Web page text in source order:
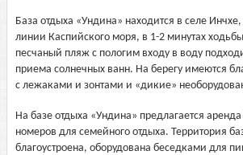
База отдыха «Ундина» находится в селе
линии Каспийского моря, в 1-2 минутах
песчаный пляж с пологим входу в воду
приема солнечных ванн. На берегу имеются
с лежаками и зонтами и «дикие»
На базе отдыха «Ундина» предлагается аренда
номеров для семейного отдыха. Территория
благоустроена, оборудована беседками для